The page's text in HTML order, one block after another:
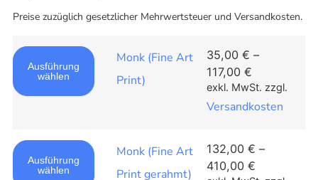
Preise zuzüglich gesetzlicher Mehrwertsteuer und Versandkosten.
Ausführung
wählen
Monk (Fine Art
Print)
35,00 € –
117,00 €
exkl. MwSt. zzgl.
Versandkosten
Ausführung
wählen
Monk (Fine Art
Print gerahmt)
132,00 € –
410,00 €